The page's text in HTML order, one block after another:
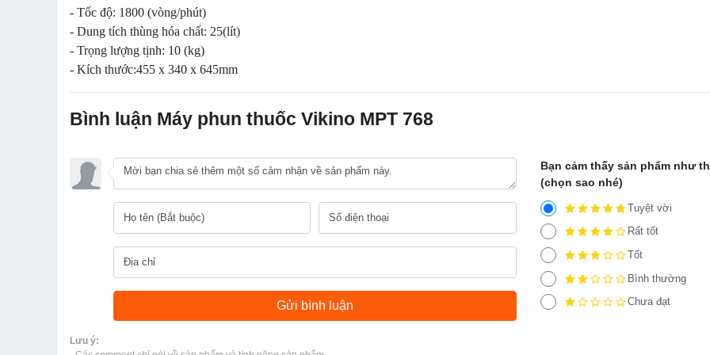
- Tốc độ: 1800 (vòng/phút)
- Dung tích thùng hóa chất: 25(lít)
- Trọng lượng tịnh: 10 (kg)
- Kích thước:455 x 340 x 645mm
Bình luận Máy phun thuốc Vikino MPT 768
Bạn cảm thấy sản phẩm như
(chọn sao nhé)
Tuyệt vời
Rất tốt
Tốt
Bình thường
Chưa đạt
Lưu ý: